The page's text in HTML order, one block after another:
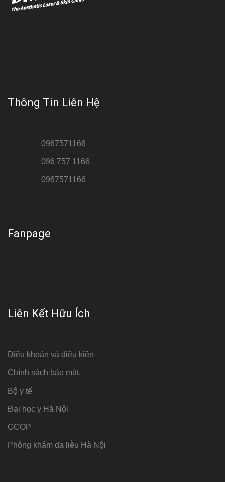
Thông Tin Liên Hệ
0967571166
096 757 1166
0967571166
Fanpage
Liên Kết Hữu Ích
Điều khoản và điều kiện
Chính sách bảo mật.
Bộ y tế
Đại học y Hà Nội
GCOP
Phòng khám da liễu Hà Nội